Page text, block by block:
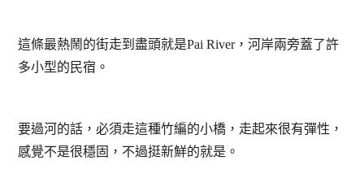
這條最熱鬧的街走到盡頭就是Pai River，河岸兩旁蓋了許
多小型的民宿。
要過河的話，必須走這種竹編的小橋，走起來很有彈性，
感覺不是很穩固，不過挺新鮮的就是。